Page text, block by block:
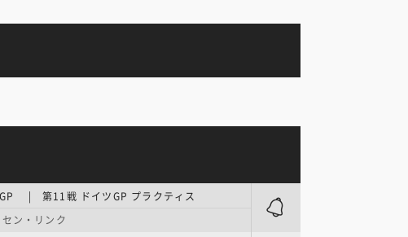
| 第11戦 ドイツGP プラクティス
ン・リンク